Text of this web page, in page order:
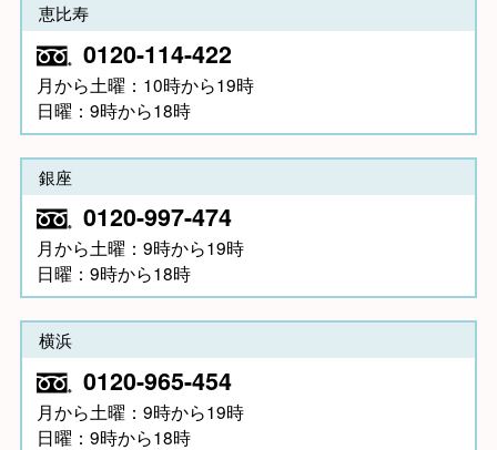
恵比寿
0120-114-422
月から土曜：10時から19時
日曜：9時から18時
銀座
0120-997-474
月から土曜：9時から19時
日曜：9時から18時
横浜
0120-965-454
月から土曜：9時から19時
日曜：9時から18時